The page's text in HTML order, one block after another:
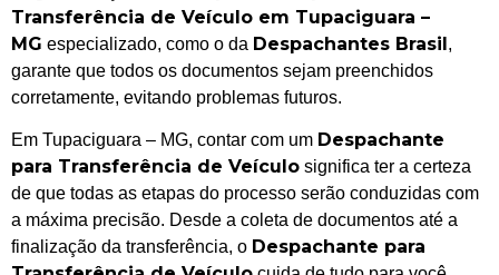
Transferência de Veículo em Tupaciguara –
MG especializado, como o da Despachantes Brasil,
garante que todos os documentos sejam preenchidos
corretamente, evitando problemas futuros.
Em Tupaciguara – MG, contar com um Despachante
para Transferência de Veículo significa ter a certeza
de que todas as etapas do processo serão conduzidas com
a máxima precisão. Desde a coleta de documentos até a
finalização da transferência, o Despachante para